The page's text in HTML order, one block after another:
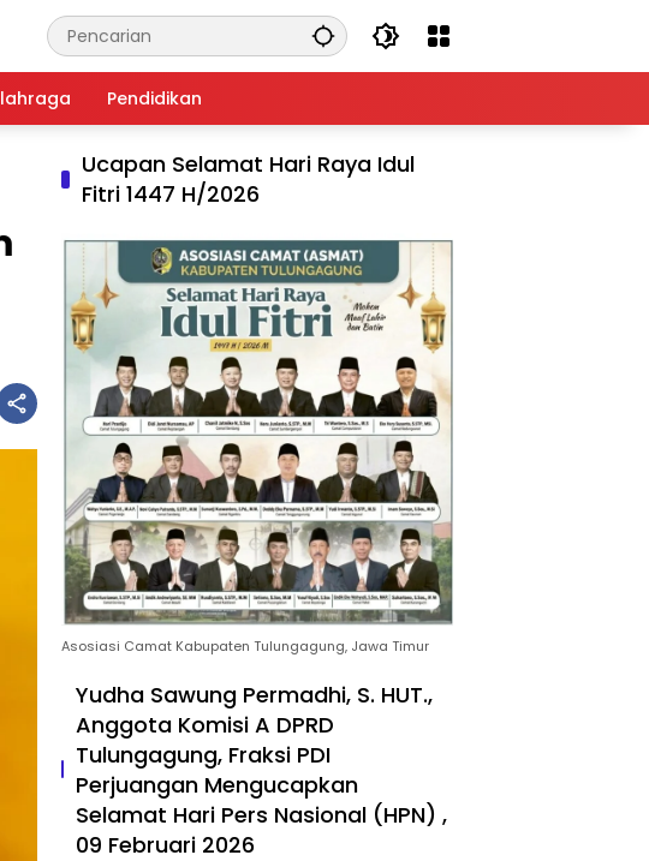
Pendidikan
Ucapan Selamat Hari Raya Idul
Fitri 1447 H/2026
Asosiasi Camat Kabupaten Tulungagung, Jawa Timur
Yudha Sawung Permadhi, S. HUT.,
Anggota Komisi A DPRD
Tulungagung, Fraksi PDI
Perjuangan Mengucapkan
Selamat Hari Pers Nasional (HPN) ,
09 Februari 2026